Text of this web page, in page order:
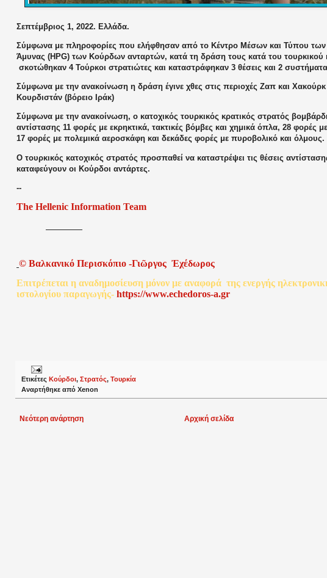
Σεπτέμβριος 1, 2022. Ελλάδα.
Σύμφωνα με πληροφορίες που ελήφθησαν από το Κέντρο Μέσων και Τύπου των
Άμυνας (HPG) των Κούρδων ανταρτών, κατά τη δράση τους κατά του τουρκικού
σκοτώθηκαν 4 Τούρκοι στρατιώτες και καταστράφηκαν 3 θέσεις και 2
Σύμφωνα με την ανακοίνωση η δράση έγινε χθες στις περιοχές Ζαπ και
Κουρδιστάν (βόρειο Ιράκ)
Σύμφωνα με την ανακοίνωση, ο κατοχικός τουρκικός κρατικός στρατός
αντίστασης 11 φορές με εκρηκτικά, τακτικές βόμβες και χημικά όπλα, 28 φορές
17 φορές με πολεμικά αεροσκάφη και δεκάδες φορές με πυροβολικό και όλμους.
Ο τουρκικός κατοχικός στρατός προσπαθεί να καταστρέψει τις θέσεις
καταφεύγουν οι Κούρδοι αντάρτες.
--
The Hellenic Information Team
© Βαλκανικό Περισκόπιο -Γιῶργος Ἐχέδωρος
Επιτρέπεται η αναδημοσίευση μόνον με αναφορά της ενεργής
ιστολογίου παραγωγής- https://www.echedoros-a.gr
Ετικέτες Κούρδοι, Στρατός, Τουρκία
Αναρτήθηκε από Xenon
Νεότερη ανάρτηση Αρχική σελίδα